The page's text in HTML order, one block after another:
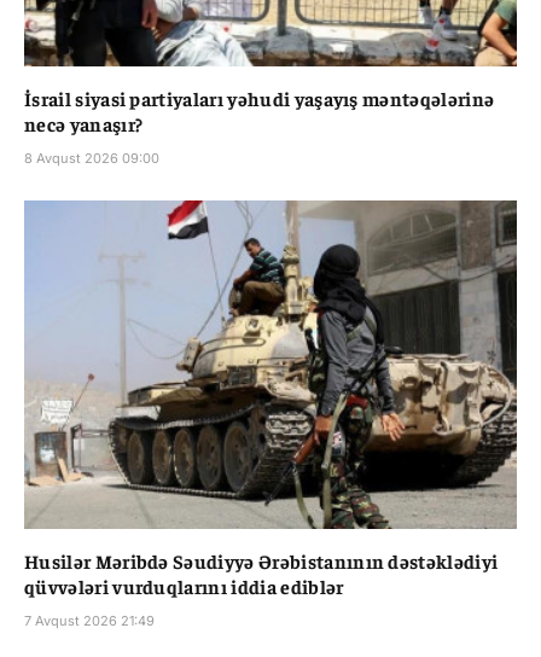
İsrail siyasi partiyaları yəhudi yaşayış məntəqələrinə
necə yanaşır?
8 Avqust 2026 09:00
Husilər Məribdə Səudiyyə Ərəbistanının dəstəklədiyi
qüvvələri vurduqlarını iddia ediblər
7 Avqust 2026 21:49